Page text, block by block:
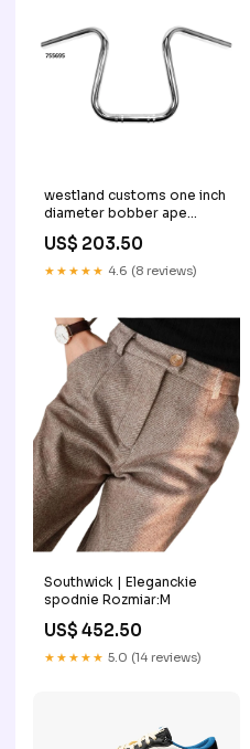
westland customs one inch
diameter bobber ape
US$ 203.50
★★★★★ 4.6 (8 reviews)
Southwick | Eleganckie
spodnie Rozmiar:M
US$ 452.50
★★★★★ 5.0 (14 reviews)